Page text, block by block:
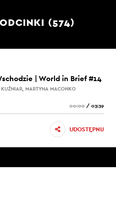
(574)
| World in Brief #14
MARTYNA MACONKO
00:00 / 03:39
UDOSTĘPNIJ